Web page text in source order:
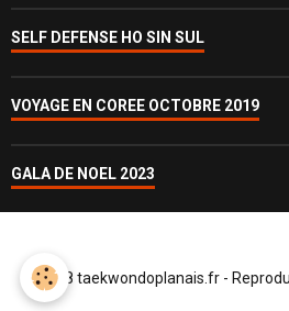
SELF DEFENSE HO SIN SUL
VOYAGE EN COREE OCTOBRE 2019
GALA DE NOEL 2023
© 2018 taekwondoplanais.fr -